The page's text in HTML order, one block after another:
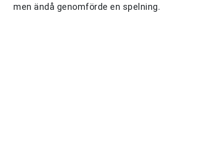
men ändå genomförde en spelning.